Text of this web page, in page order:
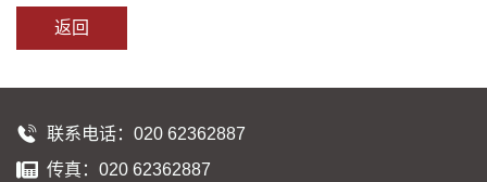
邀您的加入~
返回
联系电话：020 62362887
传真：020 62362887